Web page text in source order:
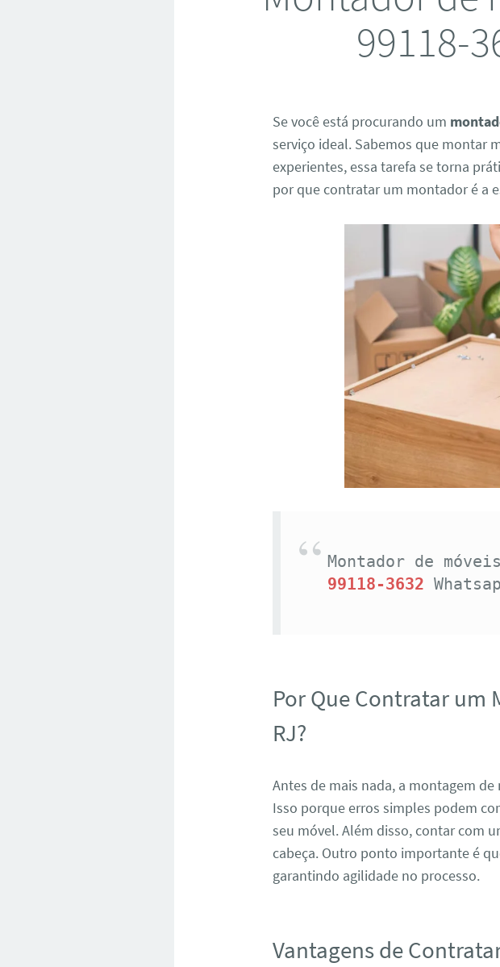
99118-
Se você está procurando um
serviço ideal. Sabemos que montar
experientes, essa tarefa se torna
por que contratar um montador é a
Montador de
99118-3632
Por Que Contratar um
RJ?
Antes de mais nada, a montagem
Isso porque erros simples podem
seu móvel. Além disso, contar com
cabeça. Outro ponto importante é
garantindo agilidade no processo.
Vantagens de